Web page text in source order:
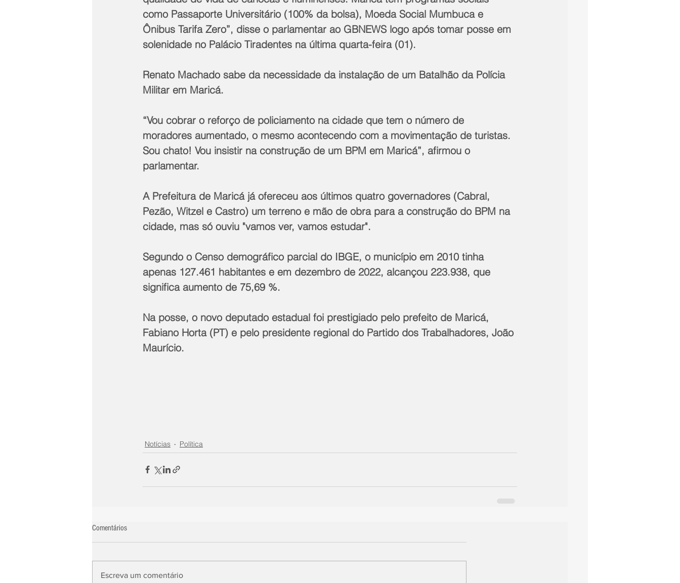
como Passaporte Universitário (100% da bolsa), Moeda Social Mumbuca e
Ônibus Tarifa Zero”, disse o parlamentar ao GBNEWS logo após tomar posse em
solenidade no Palácio Tiradentes na última quarta-feira (01).
Renato Machado sabe da necessidade da instalação de um Batalhão da Polícia
Militar em Maricá.
“Vou cobrar o reforço de policiamento na cidade que tem o número de
moradores aumentado, o mesmo acontecendo com a movimentação de turistas.
Sou chato! Vou insistir na construção de um BPM em Maricá”, afirmou o
parlamentar.
A Prefeitura de Maricá já ofereceu aos últimos quatro governadores (Cabral,
Pezão, Witzel e Castro) um terreno e mão de obra para a construção do BPM na
cidade, mas só ouviu "vamos ver, vamos estudar".
Segundo o Censo demográfico parcial do IBGE, o município em 2010 tinha
apenas 127.461 habitantes e em dezembro de 2022, alcançou 223.938, que
significa aumento de 75,69 %.
Na posse, o novo deputado estadual foi prestigiado pelo prefeito de Maricá,
Fabiano Horta (PT) e pelo presidente regional do Partido dos Trabalhadores, João
Maurício.
Notícias Política
Comentários
Escreva um comentário